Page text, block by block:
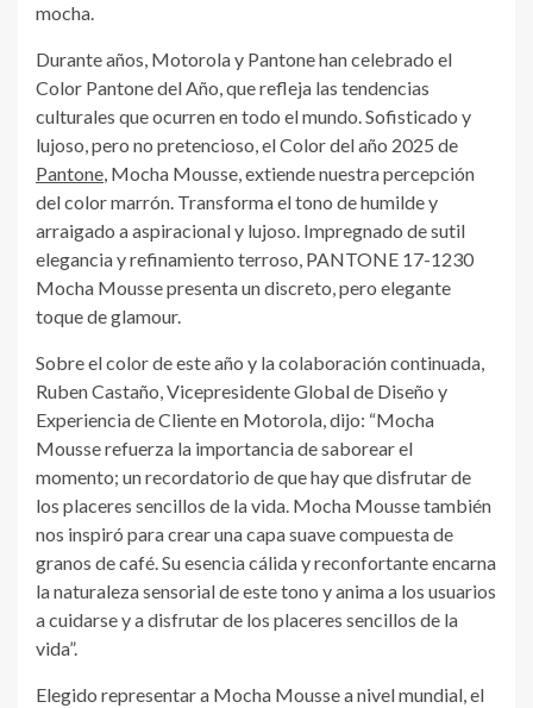
mocha.
Durante años, Motorola y Pantone han celebrado el
Color Pantone del Año, que refleja las tendencias
culturales que ocurren en todo el mundo. Sofisticado y
lujoso, pero no pretencioso, el Color del año 2025 de
Pantone, Mocha Mousse, extiende nuestra percepción
del color marrón. Transforma el tono de humilde y
arraigado a aspiracional y lujoso. Impregnado de sutil
elegancia y refinamiento terroso, PANTONE 17-1230
Mocha Mousse presenta un discreto, pero elegante
toque de glamour.
Sobre el color de este año y la colaboración continuada,
Ruben Castaño, Vicepresidente Global de Diseño y
Experiencia de Cliente en Motorola, dijo: “Mocha
Mousse refuerza la importancia de saborear el
momento; un recordatorio de que hay que disfrutar de
los placeres sencillos de la vida. Mocha Mousse también
nos inspiró para crear una capa suave compuesta de
granos de café. Su esencia cálida y reconfortante encarna
la naturaleza sensorial de este tono y anima a los usuarios
a cuidarse y a disfrutar de los placeres sencillos de la
vida”.
Elegido representar a Mocha Mousse a nivel mundial, el